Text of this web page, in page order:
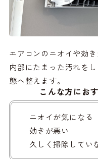
エアコンのニオイや効
内部にたまった汚れを
態へ整えます。
こんな方にお
ニオイが気になる
効きが悪い
久しく掃除してい